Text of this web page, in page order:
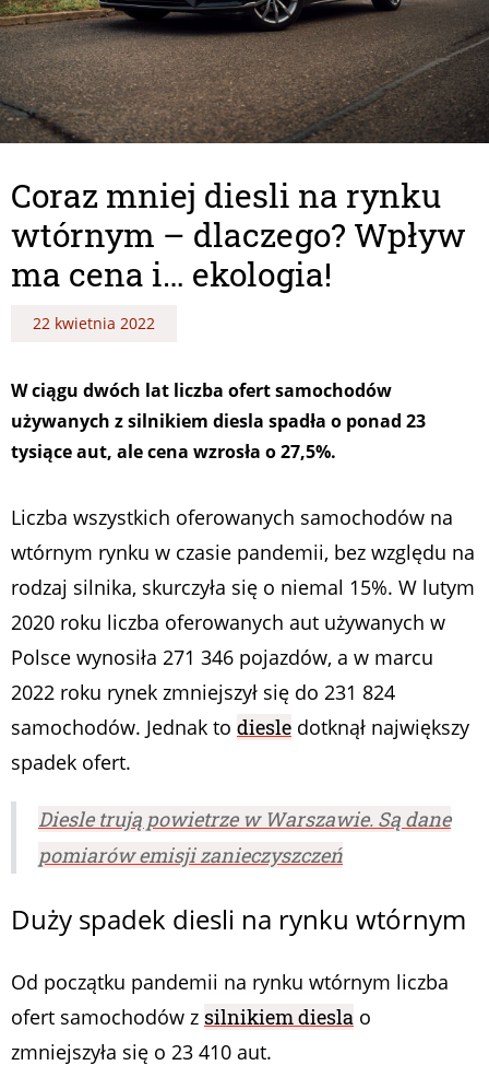
Coraz mniej diesli na rynku
wtórnym – dlaczego? Wpływ
ma cena i… ekologia!
22 kwietnia 2022
W ciągu dwóch lat liczba ofert samochodów
używanych z silnikiem diesla spadła o ponad 23
tysiące aut, ale cena wzrosła o 27,5%.
Liczba wszystkich oferowanych samochodów na
wtórnym rynku w czasie pandemii, bez względu na
rodzaj silnika, skurczyła się o niemal 15%. W lutym
2020 roku liczba oferowanych aut używanych w
Polsce wynosiła 271 346 pojazdów, a w marcu
2022 roku rynek zmniejszył się do 231 824
samochodów. Jednak to diesle dotknął największy
spadek ofert.
Diesle trują powietrze w Warszawie. Są dane
pomiarów emisji zanieczyszczeń
Duży spadek diesli na rynku wtórnym
Od początku pandemii na rynku wtórnym liczba
ofert samochodów z silnikiem diesla o
zmniejszyła się o 23 410 aut.